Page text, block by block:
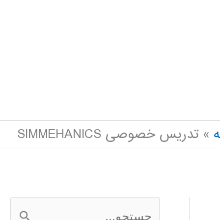
تدریس خصوصی SIMMEHANICS